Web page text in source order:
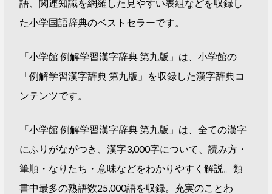
語、関連知識を網羅した見やすい表組などを収録し
た小学国語辞典のベストセラーです。
「小学館 例解学習漢字辞典 第九版」は、小学館の
「例解学習漢字辞典 第九版」を収録した漢字辞典コ
ンテンツです。
「小学館 例解学習漢字辞典 第九版」は、全ての漢字
にふりがながつき、漢字3,000字について、読み方・
筆順・なりたち・意味などをわかりやすく解説。類
書中最多の熟語数25,000語を収録。充実のことわ